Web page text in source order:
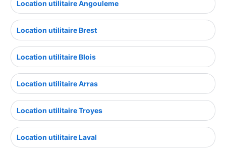
Location utilitaire Angouleme
Location utilitaire Brest
Location utilitaire Blois
Location utilitaire Arras
Location utilitaire Troyes
Location utilitaire Laval